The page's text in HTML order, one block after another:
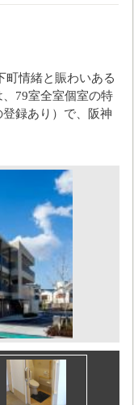
町情緒と賑わいある
79室全室個室の特
録あり）で、阪神